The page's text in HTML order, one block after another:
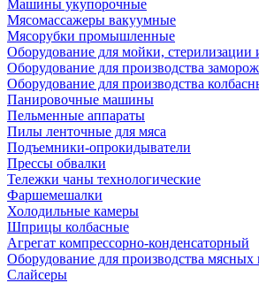
Машины укупорочные
Мясомассажеры вакуумные
Мясорубки промышленные
Оборудование для мойки, стерилизации
Оборудование для производства
Оборудование для производства
Панировочные машины
Пельменные аппараты
Пилы ленточные для мяса
Подъемники-опрокидыватели
Прессы обвалки
Тележки чаны технологические
Фаршемешалки
Холодильные камеры
Шприцы колбасные
Агрегат компрессорно-конденсаторный
Оборудование для производства мясных
Слайсеры